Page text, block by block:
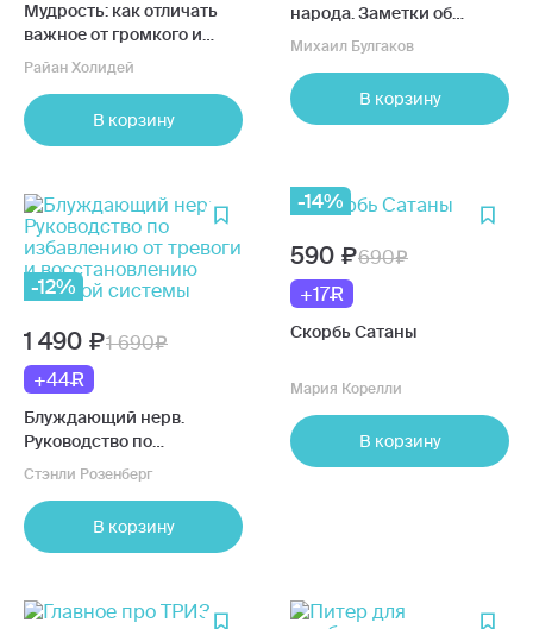
Мудрость: как отличать
важное от громкого и
жить без самообмана
Райан Холидей
В корзину
народа. Заметки об
истории
Михаил Булгаков
В корзину
-12%
1 490
1 690
+44
Блуждающий нерв.
Руководство по
избавлению от тревоги и
системы
Стэнли Розенберг
В корзину
-14%
590
690
+17
Скорбь Сатаны
Мария Корелли
В корзину